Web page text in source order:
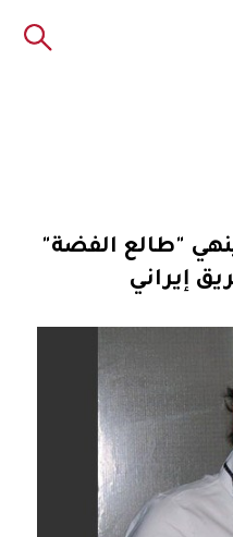
"طالع الفضة"
إيراني